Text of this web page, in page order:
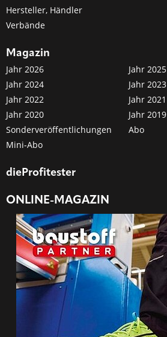
Hersteller, Händler
Verbände
Magazin
Jahr 2026
Jahr 2025
Jahr 2024
Jahr 2023
Jahr 2022
Jahr 2021
Jahr 2020
Jahr 2019
Sonderveröffentlichungen
Abo
Mini-Abo
dieProfitester
ONLINE-MAGAZIN